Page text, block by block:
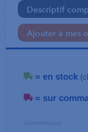
Descriptif
Ajouter à mes
= en stock
= sur